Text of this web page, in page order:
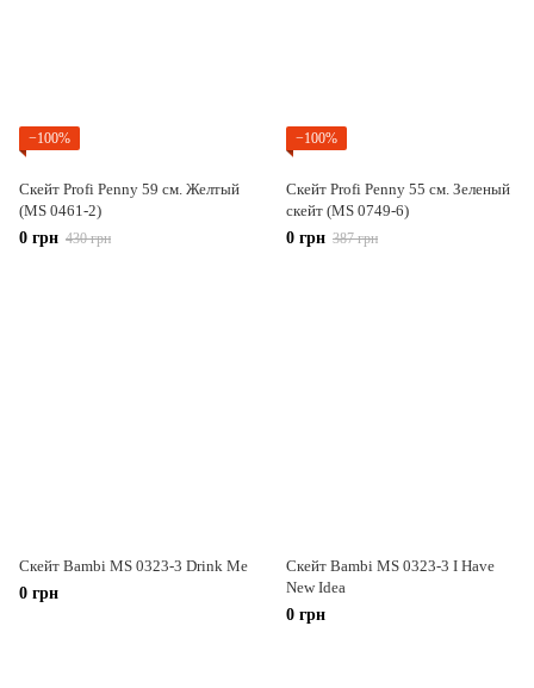
−100%
Скейт Profi Penny 59 см. Желтый
(MS 0461-2)
0 грн 430 грн
−100%
Скейт Profi Penny 55 см. Зеленый
скейт (MS 0749-6)
0 грн 387 грн
Скейт Bambi MS 0323-3 Drink Me
0 грн
Скейт Bambi MS 0323-3 I Have
New Idea
0 грн